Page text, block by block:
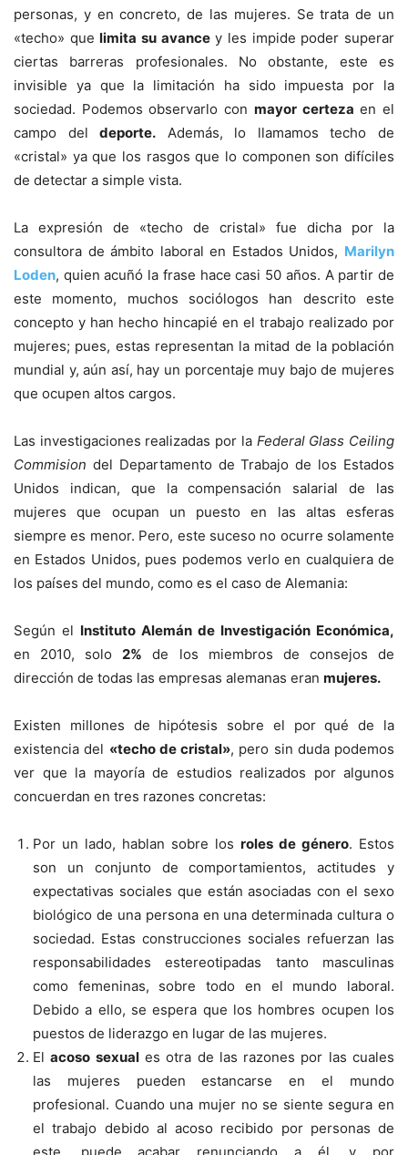
personas, y en concreto, de las mujeres. Se trata de un
«techo» quelimita su avancey les impide poder superar
ciertas barreras profesionales. No obstante, este es
invisible ya que la limitación ha sido impuesta por la
sociedad. Podemos observarlo con mayor certeza en el
campo deldeporte. Además, lo llamamos techo de
«cristal» ya que los rasgos que lo componen son difíciles
de detectar a simple vista.
La expresión de «techo de cristal» fue dicha por la
consultora de ámbito laboral en Estados Unidos, Marilyn
Loden, quien acuñó la frase hace casi 50 años. A partir de
este momento, muchos sociólogos han descrito este
concepto y han hecho hincapié en el trabajo realizado por
mujeres; pues, estas representan la mitad de la población
mundial y, aún así, hay un porcentaje muy bajo de mujeres
que ocupen altos cargos.
Las investigaciones realizadas por la Federal Glass Ceiling
Commision del Departamento de Trabajo de los Estados
Unidos indican, que la compensación salarial de las
mujeres que ocupan un puesto en las altas esferas
siempre es menor. Pero, este suceso no ocurre solamente
en Estados Unidos, pues podemos verlo en cualquiera de
los países del mundo, como es el caso de Alemania:
Según el Instituto Alemán de Investigación Económica,
en 2010, solo2% de los miembros de consejos de
dirección de todas las empresas alemanas eran mujeres.
Existen millones de hipótesis sobre el por qué de la
existencia del «techo de cristal», pero sin duda podemos
ver que la mayoría de estudios realizados por algunos
concuerdan en tres razones concretas:
Por un lado, hablan sobre los roles de género. Estos
son un conjunto de comportamientos, actitudes y
expectativas sociales que están asociadas con el sexo
biológico de una persona en una determinada cultura o
sociedad. Estas construcciones sociales refuerzan las
responsabilidades estereotipadas tanto masculinas
como femeninas, sobre todo en el mundo laboral.
Debido a ello, se espera que los hombres ocupen los
puestos de liderazgo en lugar de las mujeres.
Elacoso sexuales otra de las razones por las cuales
las mujeres pueden estancarse en el mundo
profesional. Cuando una mujer no se siente segura en
el trabajo debido al acoso recibido por personas de